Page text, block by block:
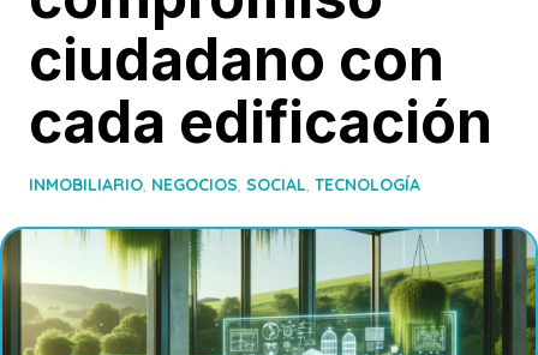
ciudadano con
cada edificación
INMOBILIARIO, NEGOCIOS, SOCIAL, TECNOLOGÍA